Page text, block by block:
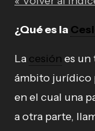
¿Qué es la
La cesión es un
ámbito jurídico
en el cual una
a otra parte,